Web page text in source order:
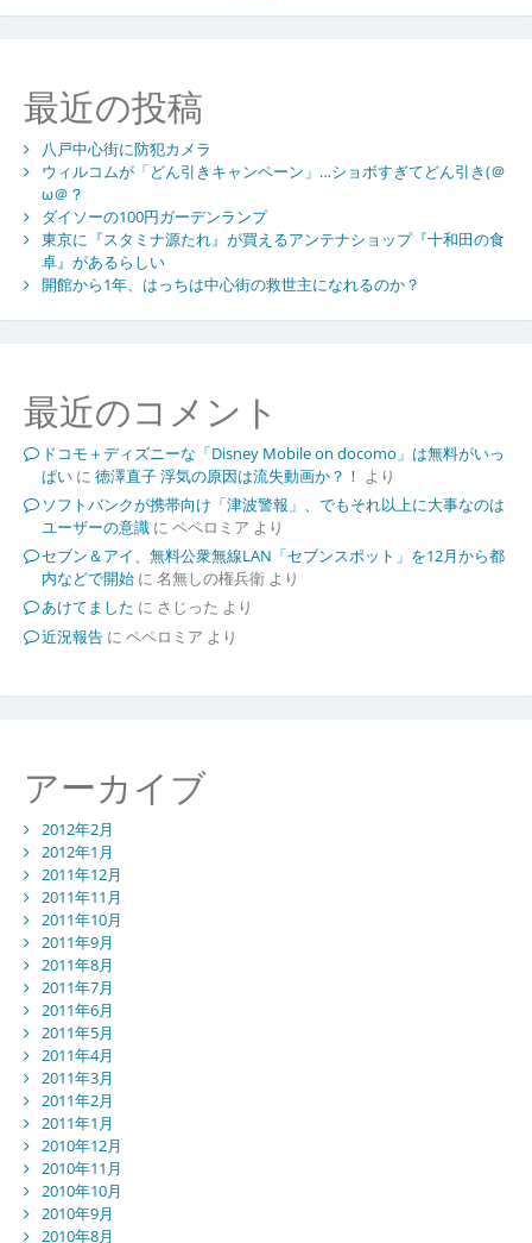
最近の投稿
八戸中心街に防犯カメラ
ウィルコムが「どん引きキャンペーン」…ショボすぎてどん引き(＠
ω＠？
ダイソーの100円ガーデンランプ
東京に『スタミナ源たれ』が買えるアンテナショップ『十和田の食
卓』があるらしい
開館から1年、はっちは中心街の救世主になれるのか？
最近のコメント
ドコモ＋ディズニーな「Disney Mobile on docomo」は無料がいっ
ぱいに 徳澤直子 浮気の原因は流失動画か？！ より
ソフトバンクが携帯向け「津波警報」、でもそれ以上に大事なのは
ユーザーの意識に ペペロミア より
セブン＆アイ、無料公衆無線LAN「セブンスポット」を12月から都
内などで開始に 名無しの権兵衛より
あけてました に さじった より
近況報告に ペペロミア より
アーカイブ
2012年2月
2012年1月
2011年12月
2011年11月
2011年10月
2011年9月
2011年8月
2011年7月
2011年6月
2011年5月
2011年4月
2011年3月
2011年2月
2011年1月
2010年12月
2010年11月
2010年10月
2010年9月
2010年8月